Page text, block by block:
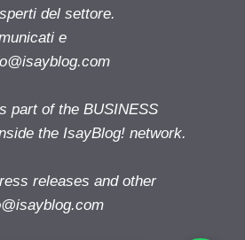
del settore.
e
part of the BUSINESS
the IsayBlog! network.
releases and other